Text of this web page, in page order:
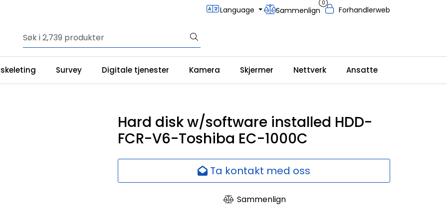
Language Sammenlign
0
Forhandlerweb
Survey Digitale tjenester Kamera Skjermer Nettverk Ansatte
Hard disk w/software installed HDD-
FCR-V6-Toshiba EC-1000C
Ta kontakt med oss
Sammenlign